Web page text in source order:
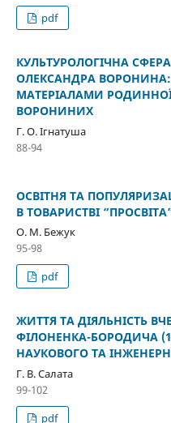
pdf
КУЛЬТУРОЛОГІЧНА
ОЛЕКСАНДРА ВОРОНИНА:
МАТЕРІАЛАМИ РОДИННОЇ
ВОРОНИНИХ
Г. О. Ігнатуша
88-94
ОСВІТНЯ ТА
В ТОВАРИСТВІ
О. М. Бежук
95-98
pdf
ЖИТТЯ ТА ДІЯЛЬНІСТЬ
ФІЛОНЕНКА-БОРОДИЧА
НАУКОВОГО ТА
Г. В. Салата
99-102
pdf